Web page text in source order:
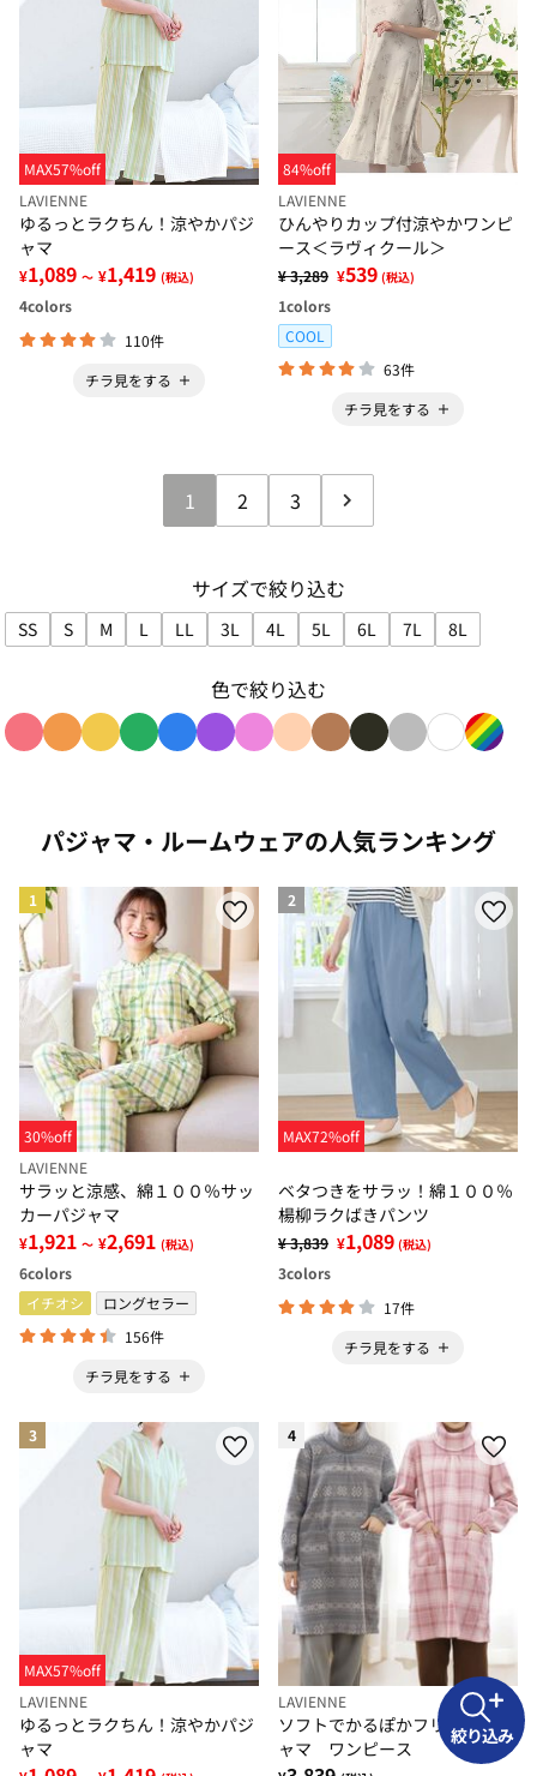
MAX57%off
LAVIENNE
ゆるっとラクちん！涼やかパジ
ャマ
¥1,089 ～ ¥1,419 (税込)
4colors
110件
チラ見をする
84%off
LAVIENNE
ひんやりカップ付涼やかワンピ
ース＜ラヴィクール＞
¥ 3,289 ¥539 (税込)
1colors
COOL
63件
チラ見をする
1 2 3
サイズで絞り込む
SS
サイズで絞り込み: SS
S
サイズで絞り込み: S
M
サイズで絞り込み: M
L
サイズで絞り込み: L
LL
サイズで絞り込み: LL
3L
サイズで絞り込み: 3L
4L
サイズで絞り込み: 4L
5L
サイズで絞り込み: 5L
6L
サイズで絞り込み: 6L
7L
サイズで絞り込
8L
サイズで
色で絞り込む
パジャマ・ルームウェアの人気ランキング
1
30%off
LAVIENNE
サラッと涼感、綿１００％サッ
カーパジャマ
¥1,921 ～ ¥2,691 (税込)
6colors
イチオシ
ロングセラー
156件
チラ見をする
2
MAX72%off
ベタつきをサラッ！綿１００％
楊柳ラクばきパンツ
¥ 3,839 ¥1,089 (税込)
3colors
17件
チラ見をする
3
MAX57%off
LAVIENNE
ゆるっとラクちん！涼やかパジ
ャマ
4
LAVIENNE
ソフトでかるぽかフリースパジ
ャマ ワンピース
絞り込み